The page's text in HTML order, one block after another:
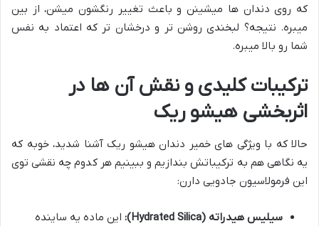
که روی دندان ها میشینن و باعث تغییر رنگشون میشن، از بین
میبره. نتیجه؟ لبخندی روشن تر و درخشان تر که اعتماد به نفس
شما رو بالا میبره.
ترکیبات کلیدی و نقش آن ها در
اثربخشی هیشو ریک
حالا که با ویژگی های خمیر دندان هیشو ریک آشنا شدید، خوبه که
یه نگاهی هم به ترکیباتش بندازیم و ببینیم هر کدوم چه نقشی توی
این فرمولاسیون جادویی دارن:
سیلیس هیدراته (Hydrated Silica):
این ماده یه ساینده